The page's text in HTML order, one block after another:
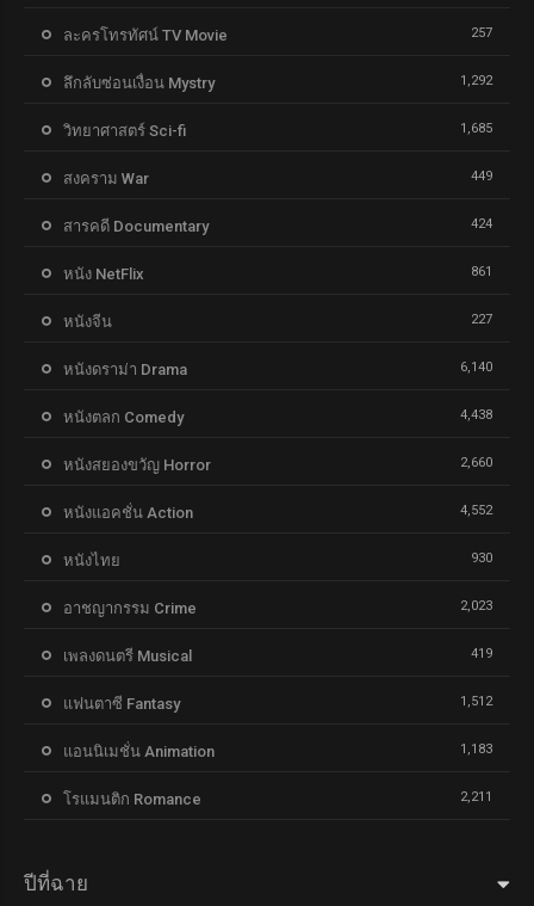
ละครโทรทัศน์ TV Movie 257
ลึกลับซ่อนเงื่อน Mystry 1,292
วิทยาศาสตร์ Sci-fi 1,685
สงคราม War 449
สารคดี Documentary 424
หนัง NetFlix 861
หนังจีน 227
หนังดราม่า Drama 6,140
หนังตลก Comedy 4,438
หนังสยองขวัญ Horror 2,660
หนังแอคชั่น Action 4,552
หนังไทย 930
อาชญากรรม Crime 2,023
เพลงดนตรี Musical 419
แฟนตาซี Fantasy 1,512
แอนนิเมชั่น Animation 1,183
โรแมนติก Romance 2,211
ปีที่ฉาย